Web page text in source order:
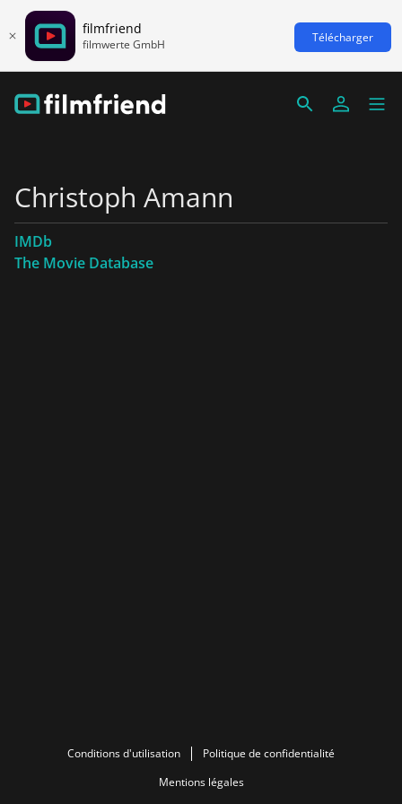
filmfriend
filmwerte GmbH Télécharger
Christoph Amann
IMDb
The Movie Database
Conditions d'utilisation
Politique de confidentialité
Mentions légales